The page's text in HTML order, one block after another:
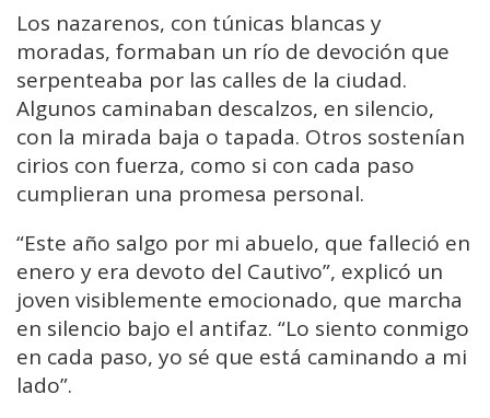
Los nazarenos, con túnicas blancas y
moradas, formaban un río de devoción que
serpenteaba por las calles de la ciudad.
Algunos caminaban descalzos, en silencio,
con la mirada baja o tapada. Otros sostenían
cirios con fuerza, como si con cada paso
cumplieran una promesa personal.
“Este año salgo por mi abuelo, que falleció en
enero y era devoto del Cautivo”, explicó un
joven visiblemente emocionado, que marcha
en silencio bajo el antifaz. “Lo siento conmigo
en cada paso, yo sé que está caminando a mi
lado”.